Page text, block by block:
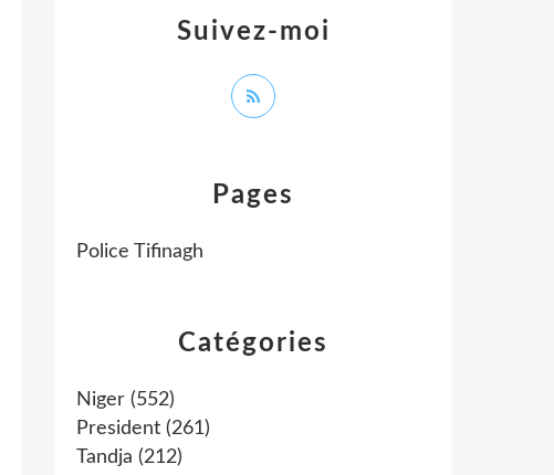
Catégories
Niger (552)
President (261)
Tandja (212)
Pages
Police Tifinagh
Suivez-moi